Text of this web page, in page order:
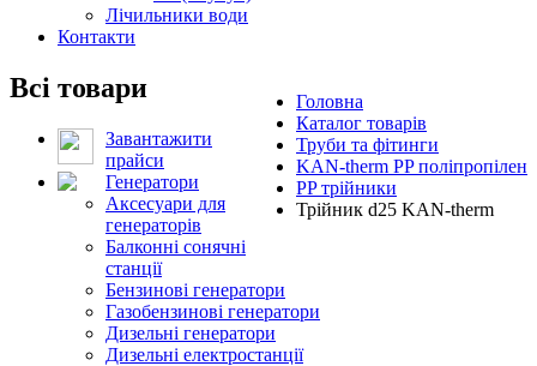
Лічильники води
Контакти
Головна
Каталог товарів
Труби та фітинги
KAN-therm PP поліпропілен
PP трійники
Трійник d25 KAN-therm
Всі товари
Завантажити
прайси
Генератори
Аксесуари для
генераторів
Балконні сонячні
станції
Бензинові генератори
Газобензинові генератори
Дизельні генератори
Дизельні електростанції